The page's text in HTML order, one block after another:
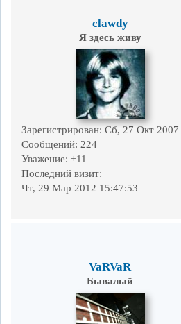
clawdy
Я здесь живу
Зарегистрирован: Сб, 27 Окт 2007
Сообщений: 224
Уважение: +11
Последний визит:
Чт, 29 Мар 2012 15:47:53
VaRVaR
Бывалый